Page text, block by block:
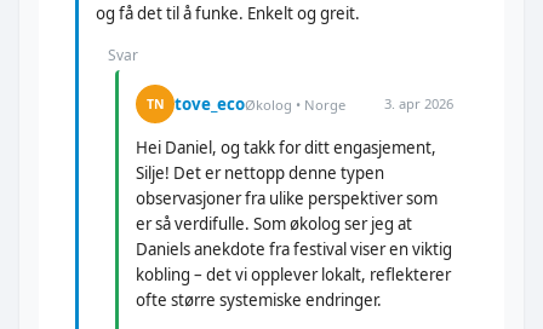
og få det til å funke. Enkelt og greit.
Svar
TN tove_ecoØkolog • Norge 3. apr 2026
Hei Daniel, og takk for ditt engasjement,
Silje! Det er nettopp denne typen
observasjoner fra ulike perspektiver som
er så verdifulle. Som økolog ser jeg at
Daniels anekdote fra festival viser en viktig
kobling – det vi opplever lokalt, reflekterer
ofte større systemiske endringer.